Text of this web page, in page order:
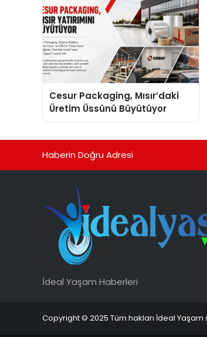
Cesur Packaging, Mısır’daki
Üretim Üssünü Büyütüyor
Haberin Doğru Adresi
İdeal Yaşam Haberleri
Copyright © 2025 Tüm hakları İdeal Yaşam